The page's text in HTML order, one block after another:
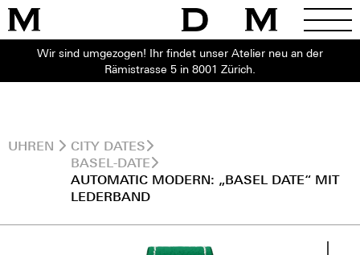
Wir sind umgezogen! Ihr findet unser Atelier neu an der
Rämistrasse 5 in 8001 Zürich.
UHREN
CITY DATES
BASEL-DATE
AUTOMATIC MODERN: „BASEL DATE“ MIT
LEDERBAND